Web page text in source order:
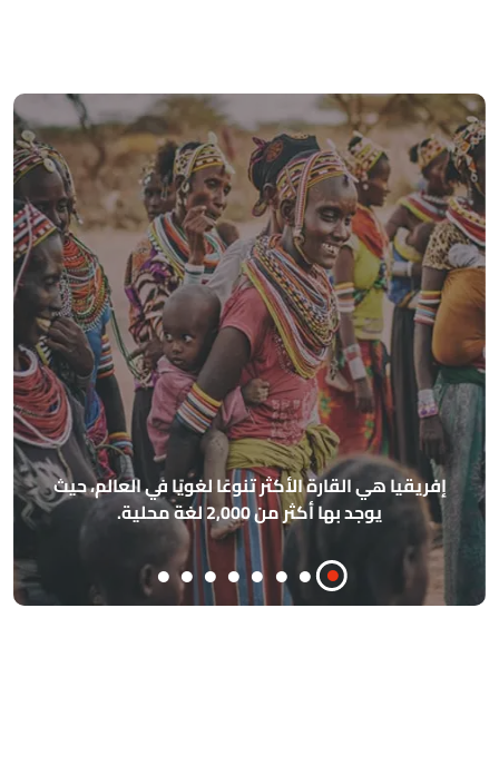
هي القارة الأكثر تنوعًا لغويًا في العالم، حيث
يوجد بها أكثر من 2,000 لغة محلية.